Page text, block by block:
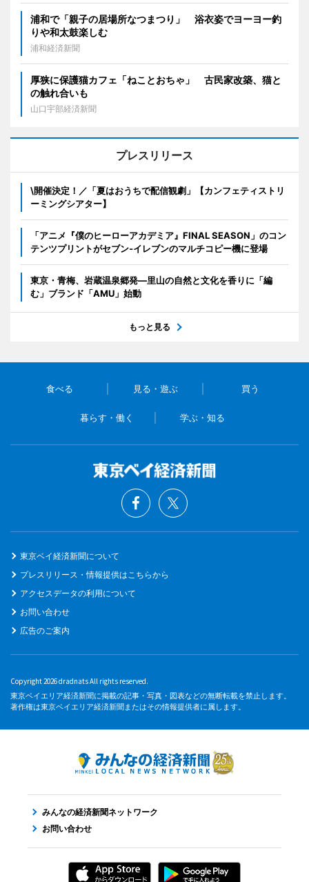
浦和で「親子の居場所なつまつり」 浴衣姿でヨーヨー釣
りや和太鼓楽しむ
浦和経済新聞
厚狭に保護猫カフェ「ねことおちゃ」 古民家改築、猫と
の触れ合いも
山口宇部経済新聞
プレスリリース
\開催決定！／「夏はおうちで配信観劇」【カンフェティストリ
ーミングシアター】
「アニメ『僕のヒーローアカデミア』FINAL SEASON」のコン
テンツプリントがセブン‐イレブンのマルチコピー機に登場
東京・青梅、岩蔵温泉郷発―里山の自然と文化を香りに「編
む」ブランド「AMU」始動
もっと見る
食べる 見る・遊ぶ 買う
暮らす・働く 学ぶ・知る
東京ベイ経済新聞について
プレスリリース・情報提供はこちらから
アクセスデータの利用について
お問い合わせ
広告のご案内
Copyright 2026 dradnats All rights reserved.
東京ベイエリア経済新聞に掲載の記事・写真・図表などの無断転載を禁止します。
著作権は東京ベイエリア経済新聞またはその情報提供者に属します。
みんなの経済新聞ネットワーク
お問い合わせ